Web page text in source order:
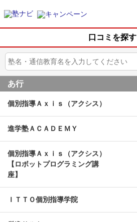
口コミを探す
あ行
個別指導Ａｘｉｓ（アクシス）
進学塾ＡＣＡＤＥＭＹ
個別指導Ａｘｉｓ（アクシス）
【ロボットプログラミング講
座】
ＩＴＴＯ個別指導学院